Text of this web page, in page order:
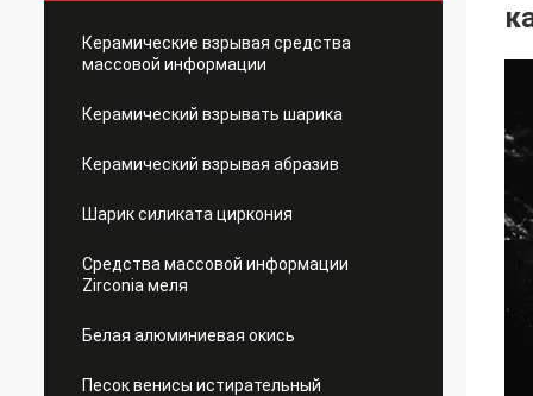
Керамические взрывая средства
массовой информации
Керамический взрывать шарика
Керамический взрывая абразив
Шарик силиката циркония
Средства массовой информации
Zirconia меля
Белая алюминиевая окись
Песок венисы истирательный